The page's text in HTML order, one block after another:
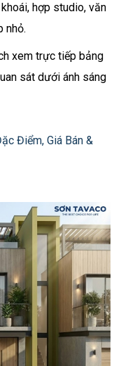
hợp studio, văn
nhỏ.
xem trực tiếp bảng
sát dưới ánh sáng
Điểm, Giá Bán &